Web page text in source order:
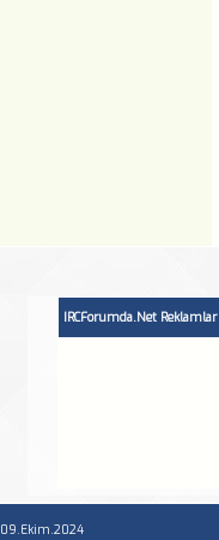
IRCForumda.Net Reklamlar
09.Ekim.2024